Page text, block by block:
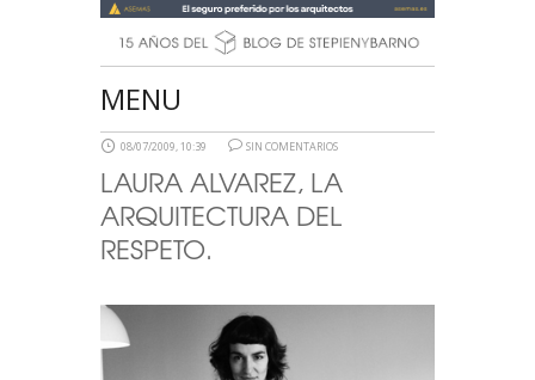
MENU
08/07/2009, 10:39 SIN COMENTARIOS
LAURA ALVAREZ, LA
ARQUITECTURA DEL
RESPETO.